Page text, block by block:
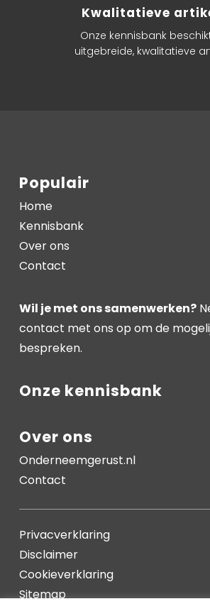
Kwalitatieve
Onze kennisbank
uitgebreide, kwalitatieve
Populair
Home
Kennisbank
Over ons
Contact
Wil je met ons samenwerken?
contact met ons op om de
bespreken.
Onze kennisbank
Over ons
Onderneemgerust.nl
Contact
Privacverklaring
Disclaimer
Cookieverklaring
Sitemap